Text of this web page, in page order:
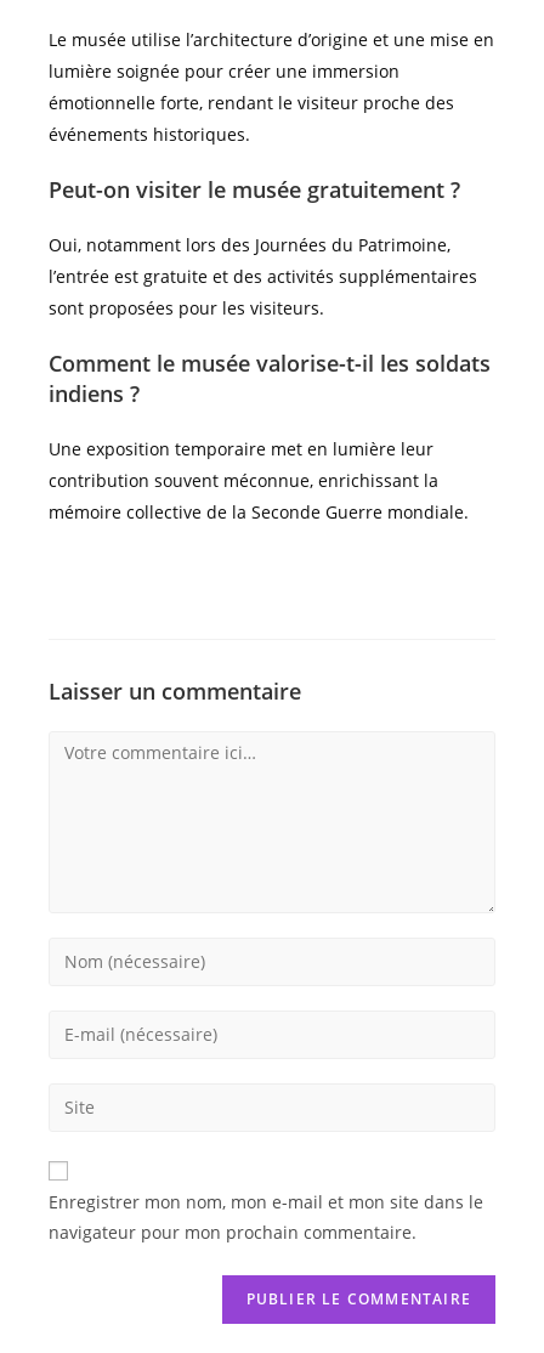
Le musée utilise l’architecture d’origine et une mise en
lumière soignée pour créer une immersion
émotionnelle forte, rendant le visiteur proche des
événements historiques.
Peut-on visiter le musée gratuitement ?
Oui, notamment lors des Journées du Patrimoine,
l’entrée est gratuite et des activités supplémentaires
sont proposées pour les visiteurs.
Comment le musée valorise-t-il les soldats
indiens ?
Une exposition temporaire met en lumière leur
contribution souvent méconnue, enrichissant la
mémoire collective de la Seconde Guerre mondiale.
Laisser un commentaire
Enregistrer mon nom, mon e-mail et mon site dans le
navigateur pour mon prochain commentaire.